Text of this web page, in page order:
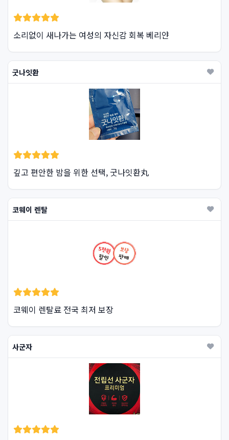
소리없이 새나가는 여성의 자신감 회복 베리얀
굿나잇환
깊고 편안한 밤을 위한 선택, 굿나잇환丸
코웨이 렌탈
코웨이 렌탈료 전국 최저 보장
사군자